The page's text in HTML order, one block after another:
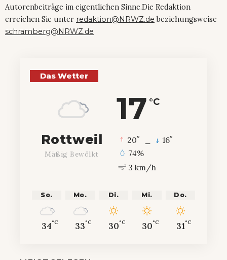
Autorenbeiträge im eigentlichen Sinne.Die Redaktion
erreichen Sie unter redaktion@NRWZ.de beziehungsweise
schramberg@NRWZ.de
Das Wetter
17 °C
Rottweil
Mäßig Bewölkt
20° 16°
74%
3 km/h
So.
34°C
Mo.
33°C
Di.
30°C
Mi.
30°C
Do.
31°C